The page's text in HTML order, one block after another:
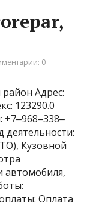
0
Адрес:
123290.0
деятельности:
Кузовной
автомобиля,
Оплата